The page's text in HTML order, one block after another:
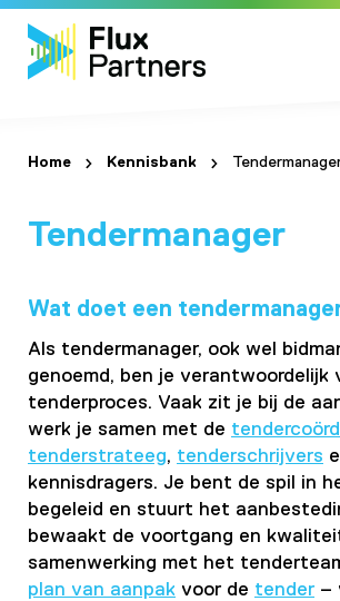
Skip
to
content
Markten
Expertises
Over Flux
Home Kennisbank
Tendermanager
Wat doet een
Als tendermanager, ook wel
genoemd, ben je verantwoordelijk
tenderproces. Vaak zit je bij de
werk je samen met de
tenderstrateeg, tenderschrijvers
kennisdragers. Je bent de spil in
begeleid en stuurt het
bewaakt de voortgang en
samenwerking met het
plan van aanpak voor de tender –